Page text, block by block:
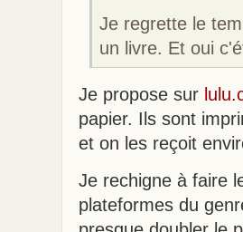
Je regrette le
un livre. Et oui
Je propose sur
papier. Ils sont
et on les reçoit
Je rechigne à faire
plateformes du